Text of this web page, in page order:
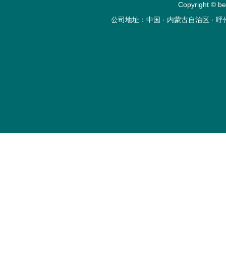
Copyright ©
公司地址：中国 · 内蒙古自治区 ·